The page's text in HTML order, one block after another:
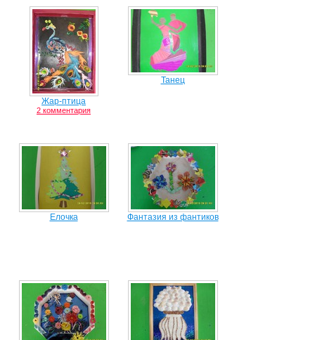
Жар-птица
2 комментария
Танец
Елочка Фантазия из фантиков